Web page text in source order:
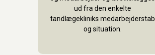
ud fra den enkelte
tandlægekliniks medarbejderstab
og situation.